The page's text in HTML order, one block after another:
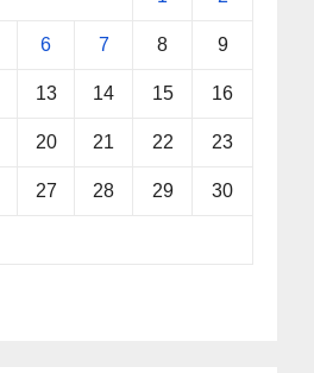
6 7 8 9
13 14 15 16
20 21 22 23
27 28 29 30